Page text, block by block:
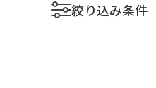
絞り込み条件